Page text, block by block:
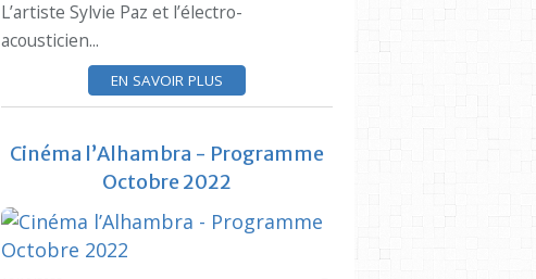
L’artiste Sylvie Paz et l’électro-
acousticien...
EN SAVOIR PLUS
ESTAQUE
MUSIQUE
HARMONIE
CIQ
Cinéma l’Alhambra - Programme
Octobre 2022